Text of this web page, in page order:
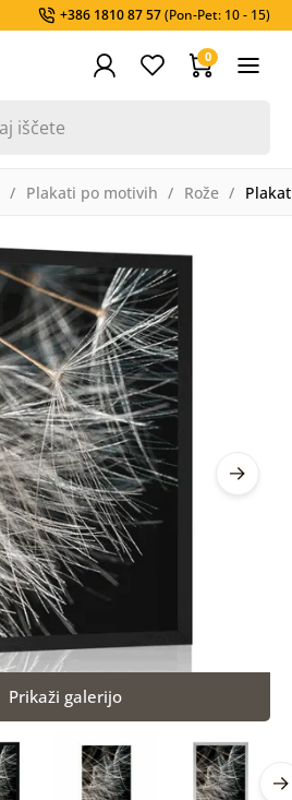
+386 1810 87 57(Pon-Pet: 10 - 15)
0
Plakati po motivih Rože
Prikaži galerijo